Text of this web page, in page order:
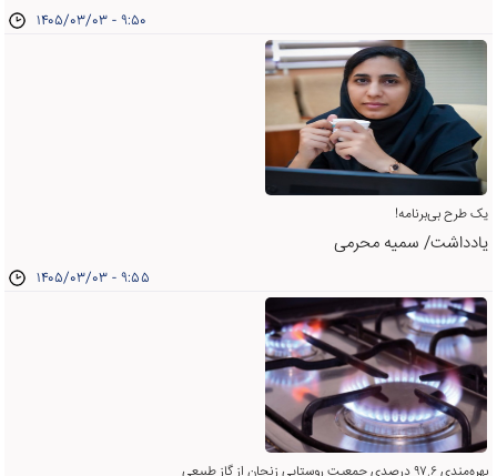
۱۴۰۵/۰۳/۰۳ - ۹:۵۰
یک طرح بی‌برنامه!
یادداشت/ سمیه محرمی
۱۴۰۵/۰۳/۰۳ - ۹:۵۵
بهره‌مندی ۹۷.۶ درصدی جمعیت روستایی زنجان از گاز طبیعی